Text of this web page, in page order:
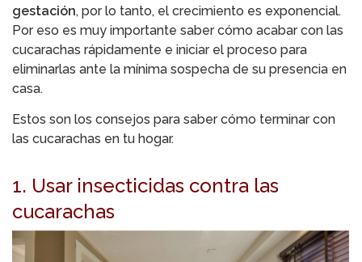
gestación, por lo tanto, el crecimiento es exponencial.
Por eso es muy importante saber cómo acabar con las
cucarachas rápidamente e iniciar el proceso para
eliminarlas ante la mínima sospecha de su presencia en
casa.
Estos son los consejos para saber cómo terminar con
las cucarachas en tu hogar.
1. Usar insecticidas contra las
cucarachas